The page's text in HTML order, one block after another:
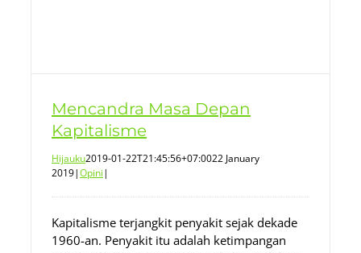
Mencandra Masa Depan
Kapitalisme
Hijauku2019-01-22T21:45:56+07:0022 January
2019|Opini|
Kapitalisme terjangkit penyakit sejak dekade
1960-an. Penyakit itu adalah ketimpangan